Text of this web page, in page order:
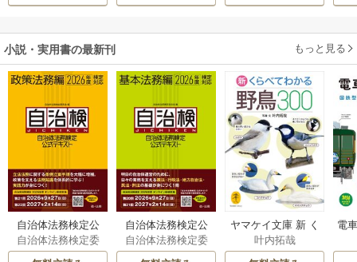
小説・実用書の最新刊 もっと見る
自治体法務検定公
式テキスト 政策
法務編 ２０２６
自治体法務検定委
員会
自治体法務検定公
式テキスト 基本
法務編 ２０２６
自治体法務検定委
員会
ヤマケイ文庫 新 く
らべてわかる野鳥3
00 1巻
叶内拓哉
電